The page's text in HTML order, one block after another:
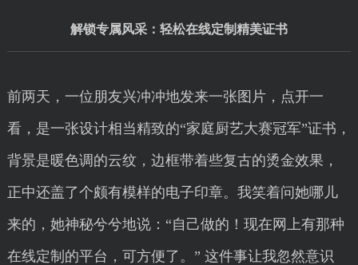
解锁专属风采：轻松在线定制精美证书
前两天，一位朋友兴冲冲地发来一张图片，点开一
看，是一张设计相当精致的“家庭厨艺大赛冠军”证书，
背景是暖色调的云纹，边框带着些复古的烫金效果，
正中还盖了个颇有模样的电子印章。我笑着问她哪儿
来的，她神秘兮兮地说：“自己做的！现在网上有那种
在线定制的平台，可方便了。” 这件事让我忽然意识